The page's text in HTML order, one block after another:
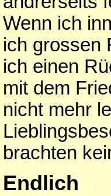
Wenn ich
ich grossen
ich einen
mit dem
nicht mehr
brachten
Endlich